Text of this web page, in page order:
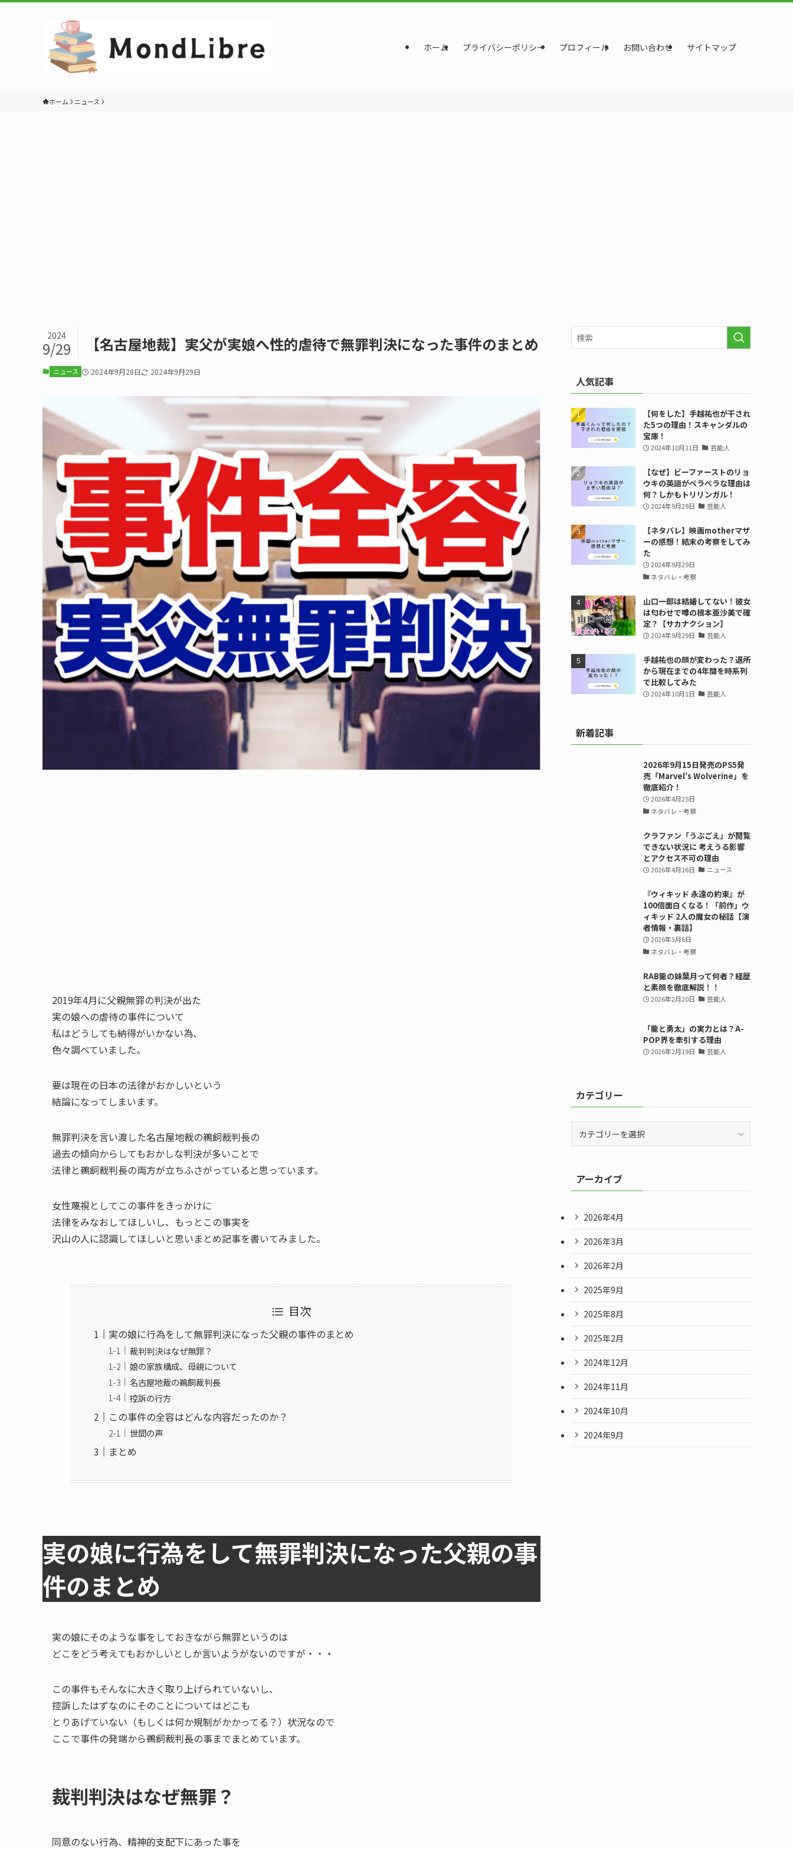
ホーム プライバシーポリシー プロフィール お問い合わせ サイトマップ
ホーム ニュース
【名古屋地裁】実父が実娘へ性的虐待で無罪判決になった事件のまとめ
2024
9/29
ニュース 2024年9月28日 2024年9月29日
2019年4月に父親無罪の判決が出た
実の娘への虐待の事件について
私はどうしても納得がいかない為、
色々調べていました。
要は現在の日本の法律がおかしいという
結論になってしまいます。
無罪判決を言い渡した名古屋地裁の鵜飼裁判長の
過去の傾向からしてもおかしな判決が多いことで
法律と鵜飼裁判長の両方が立ちふさがっていると思っています。
女性蔑視としてこの事件をきっかけに
法律をみなおしてほしいし、もっとこの事実を
沢山の人に認識してほしいと思いまとめ記事を書いてみました。
目次
実の娘に行為をして無罪判決になった父親の事件のまとめ
裁判判決はなぜ無罪？
娘の家族構成、母親について
名古屋地裁の鵜飼裁判長
控訴の行方
この事件の全容はどんな内容だったのか？
世間の声
まとめ
実の娘に行為をして無罪判決になった父親の事
件のまとめ
実の娘にそのような事をしておきながら無罪というのは
どこをどう考えてもおかしいとしか言いようがないのですが・・・
この事件もそんなに大きく取り上げられていないし、
控訴したはずなのにそのことについてはどこも
とりあげていない（もしくは何か規制がかかってる？）状況なので
ここで事件の発端から鵜飼裁判長の事までまとめています。
裁判判決はなぜ無罪？
同意のない行為、精神的支配下にあった事を
人気記事
【何をした】手越祐也が干され
た5つの理由！スキャンダルの
宝庫！
2024年10月11日 芸能人
【なぜ】ビーファーストのリョ
ウキの英語がペラペラな理由は
何？しかもトリリンガル！
2024年9月29日 芸能人
【ネタバレ】映画motherマザ
ーの感想！結末の考察をしてみ
た
2024年9月29日
ネタバレ・考察
山口一郎は結婚してない！彼女
は匂わせで噂の根本亜沙美で確
定？【サカナクション】
2024年9月29日 芸能人
手越祐也の顔が変わった？退所
から現在までの4年間を時系列
で比較してみた
2024年10月1日 芸能人
新着記事
2026年9月15日発売のPS5発
売「Marvel’s Wolverine」を
徹底紹介！
2026年4月25日
ネタバレ・考察
クラファン「うぶごえ」が閲覧
できない状況に 考えうる影響
とアクセス不可の理由
2026年4月16日 ニュース
『ウィキッド 永遠の約束』が
100倍面白くなる！「前作」ウ
ィキッド 2人の魔女の秘話【演
者情報・裏話】
2026年3月6日
ネタバレ・考察
RAB龍の妹葉月って何者？経歴
と素顔を徹底解説！！
2026年2月20日 芸能人
「龍と勇太」の実力とは？A-
POP界を牽引する理由
2026年2月19日 芸能人
カテゴリー
ーアーカイブ
2026年4月
2026年3月
2026年2月
2025年9月
2025年8月
2025年2月
2024年12月
2024年11月
2024年10月
2024年9月